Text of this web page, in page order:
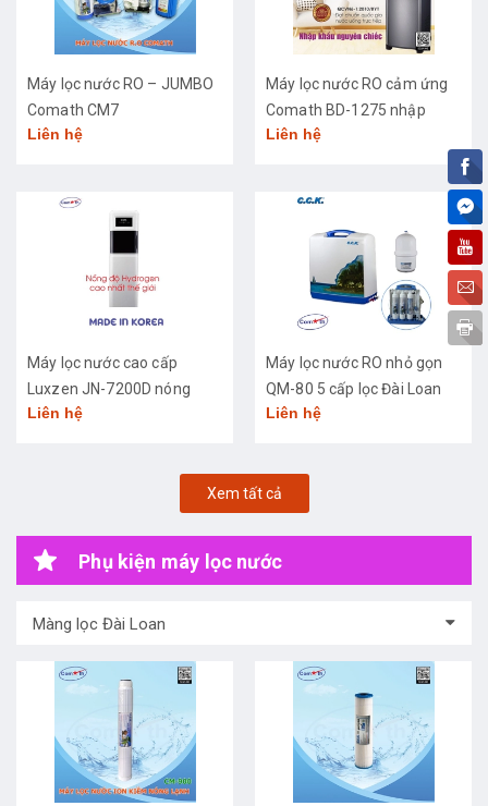
Máy lọc nước RO – JUMBO
Comath CM7
Liên hệ
Máy lọc nước RO cảm ứng
Comath BD-1275 nhập
khẩu cao cấp
Liên hệ
Máy lọc nước cao cấp
Luxzen JN-7200D nóng
lạnh
Liên hệ
Máy lọc nước RO nhỏ gọn
QM-80 5 cấp lọc Đài Loan
Liên hệ
Xem tất cả
Phụ kiện máy lọc nước
Màng lọc Đài Loan